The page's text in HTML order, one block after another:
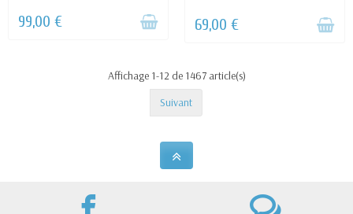
99,00 € 69,00 €
Affichage 1-12 de 1467 article(s)
Suivant